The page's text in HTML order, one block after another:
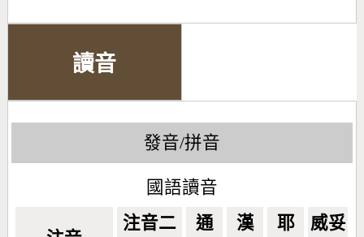
讀音
發音/拼音
國語讀音
注音二 通 漢 耶 威妥